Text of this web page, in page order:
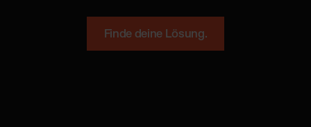
Finde deine Lösung.